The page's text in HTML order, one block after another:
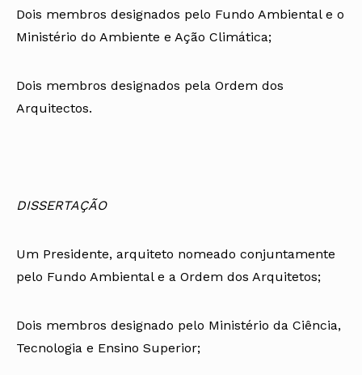
Dois membros designados pelo Fundo Ambiental e o
Ministério do Ambiente e Ação Climática;
Dois membros designados pela Ordem dos
Arquitectos.
DISSERTAÇÃO
Um Presidente, arquiteto nomeado conjuntamente
pelo Fundo Ambiental e a Ordem dos Arquitetos;
Dois membros designado pelo Ministério da Ciência,
Tecnologia e Ensino Superior;